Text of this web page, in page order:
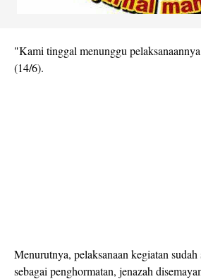
"Kami tinggal menunggu
(14/6).
Menurutnya, pelaksanaan kegiatan sudah
sebagai penghormatan, jenazah